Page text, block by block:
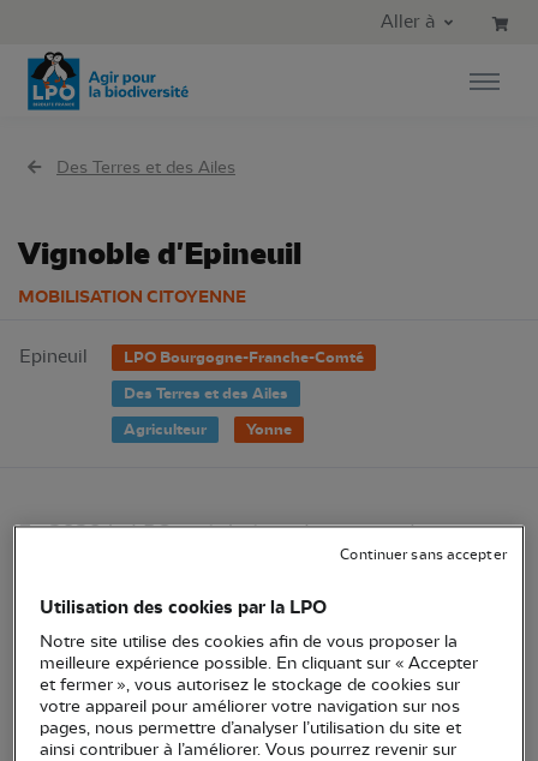
Aller au menu principal
Aller à
Des Terres et des Ailes
Vignoble d'Epineuil
MOBILISATION CITOYENNE
Epineuil
LPO Bourgogne-Franche-Comté
Des Terres et des Ailes
Agriculteur
Yonne
En 2020 la LPO a réalisé un diagnostic de
biodiversité sur l’ensemble de l’appellation Epineuil,
dans l’Yonne (300 ha dont 70 plantés en vigne)
pour la Chambre d’agriculture.
Utilisation des cookies par la LPO
Notre site utilise des cookies afin de vous proposer la
meilleure expérience possible. En cliquant sur « Accepter
et fermer », vous autorisez le stockage de cookies sur
votre appareil pour améliorer votre navigation sur nos
pages, nous permettre d’analyser l’utilisation du site et
ainsi contribuer à l’améliorer. Vous pourrez revenir sur
Continuer sans accepter